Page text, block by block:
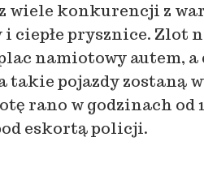
wiele konkurencji z
ciepłe prysznice. Zlot
namiotowy autem, a
takie pojazdy zostaną
rano w godzinach od
eskortą policji.